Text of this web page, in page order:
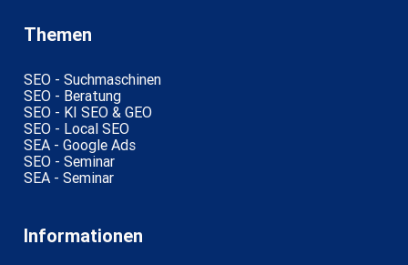
Themen
SEO - Suchmaschinen
SEO - Beratung
SEO - KI SEO & GEO
SEO - Local SEO
SEA - Google Ads
SEO - Seminar
SEA - Seminar
Informationen